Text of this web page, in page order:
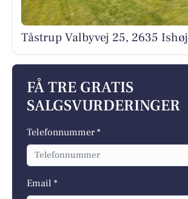
Tåstrup Valbyvej 25, 2635 Ishøj
FÅ TRE GRATIS
SALGSVURDERINGER
Telefonnummer *
Email *